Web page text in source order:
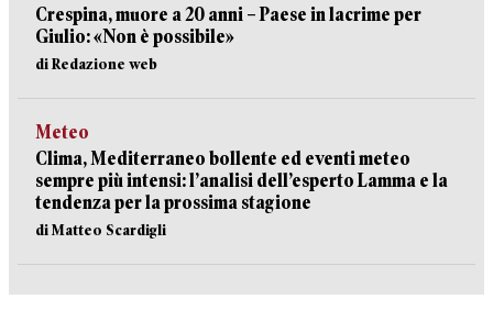
Crespina, muore a 20 anni – Paese in lacrime per
Giulio: «Non è possibile»
di Redazione web
Meteo
Clima, Mediterraneo bollente ed eventi meteo
sempre più intensi: l’analisi dell’esperto Lamma e la
tendenza per la prossima stagione
di Matteo Scardigli